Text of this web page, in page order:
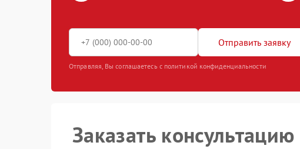
Отправить заявку
Отправляя, Вы соглашаетесь с политикой конфиденциальности
Заказать консультацию